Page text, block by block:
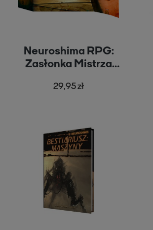
Neuroshima RPG:
Zasłonka Mistrza
29,95 zł